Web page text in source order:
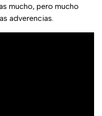
mucho, pero mucho
adverencias.